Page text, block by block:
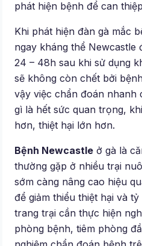
phát hiện bệnh để can
Khi phát hiện đàn gà mắc
ngay kháng thể Newcastle
24 – 48h sau khi sử dụng
sẽ không còn chết bởi
vậy việc chẩn đoán nhanh
gì là hết sức quan trọng,
hơn, thiệt hại lớn hơn.
Bệnh Newcastle ở gà là
thường gặp ở nhiều trại
sớm càng nâng cao hiệu
để giảm thiểu thiệt hại và
trang trại cần thực hiện
phòng bệnh, tiêm phòng